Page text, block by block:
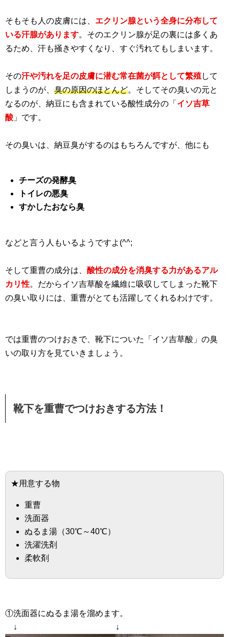
そもそも人の皮膚には、 エクリン腺という全身に分布して
いる汗腺があります。そのエクリン腺が足の裏には多くあ
るため、汗も掻きやすくなり、すぐ汚れてもしまいます。
その汗や汚れを足の皮膚に潜む常在菌が餌として繁殖して
しまうのが、 臭の原因のほとんど。そしてその臭いの元と
なるのが、納豆にも含まれている酸性成分の「 イソ吉草
酸 」です。
その臭いは、納豆臭がするのはもちろんですが、他にも
チーズの発酵臭
トイレの悪臭
すかしたおなら臭
などと言う人もいるようですよ(^^;
そして重曹の成分は、 酸性の成分を消臭する力があるアル
カリ性。だからイソ吉草酸を繊維に吸収してしまった靴下
の臭い取りには、重曹がとても活躍してくれるわけです。
では重曹のつけおきで、靴下についた「イソ吉草酸」の臭
いの取り方を見ていきましょう。
靴下を重曹でつけおきする方法！
★用意する物
重曹
洗面器
ぬるま湯（30℃～40℃）
洗濯洗剤
柔軟剤
①洗面器にぬるま湯を溜めます。
↓ ↓